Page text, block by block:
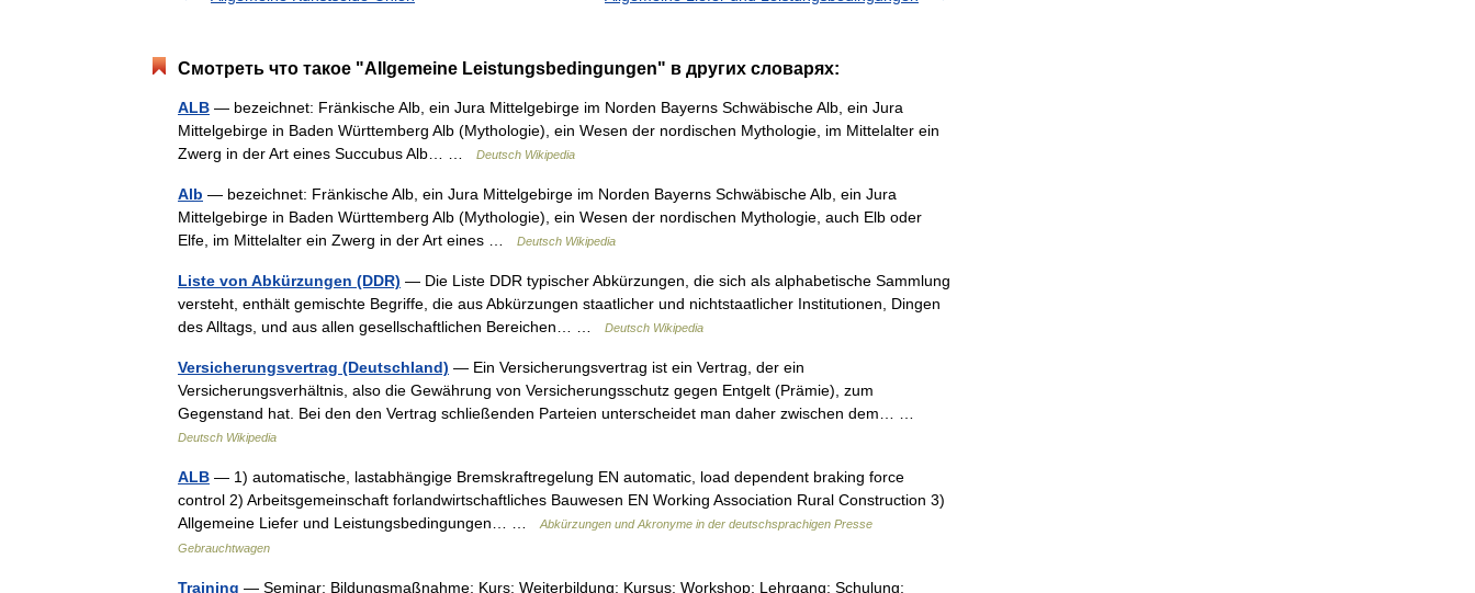
Смотреть что такое "Allgemeine Leistungsbedingungen" в других словарях:
ALB — bezeichnet: Fränkische Alb, ein Jura Mittelgebirge im Norden Bayerns Schwäbische Alb, ein Jura
Mittelgebirge in Baden Württemberg Alb (Mythologie), ein Wesen der nordischen Mythologie, im Mittelalter ein
Zwerg in der Art eines Succubus Alb… …
Deutsch Wikipedia
Alb — bezeichnet: Fränkische Alb, ein Jura Mittelgebirge im Norden Bayerns Schwäbische Alb, ein Jura
Mittelgebirge in Baden Württemberg Alb (Mythologie), ein Wesen der nordischen Mythologie, auch Elb oder
Elfe, im Mittelalter ein Zwerg in der Art eines …
Deutsch Wikipedia
Liste von Abkürzungen (DDR) — Die Liste DDR typischer Abkürzungen, die sich als alphabetische Sammlung
versteht, enthält gemischte Begriffe, die aus Abkürzungen staatlicher und nichtstaatlicher Institutionen, Dingen
des Alltags, und aus allen gesellschaftlichen Bereichen… …
Deutsch Wikipedia
Versicherungsvertrag (Deutschland) — Ein Versicherungsvertrag ist ein Vertrag, der ein
Versicherungsverhältnis, also die Gewährung von Versicherungsschutz gegen Entgelt (Prämie), zum
Gegenstand hat. Bei den den Vertrag schließenden Parteien unterscheidet man daher zwischen dem… …
Deutsch Wikipedia
ALB — 1) automatische, lastabhängige Bremskraftregelung EN automatic, load dependent braking force
control 2) Arbeitsgemeinschaft forlandwirtschaftliches Bauwesen EN Working Association Rural Construction 3)
Allgemeine Liefer und Leistungsbedingungen… …
Abkürzungen und Akronyme in der deutschsprachigen Presse
Gebrauchtwagen
Training — Seminar; Bildungsmaßnahme; Kurs; Weiterbildung; Kursus; Workshop; Lehrgang; Schulung;